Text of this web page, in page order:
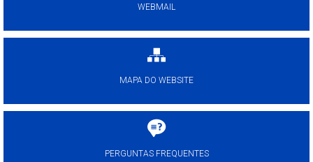
WEBMAIL
MAPA DO WEBSITE
PERGUNTAS FREQUENTES